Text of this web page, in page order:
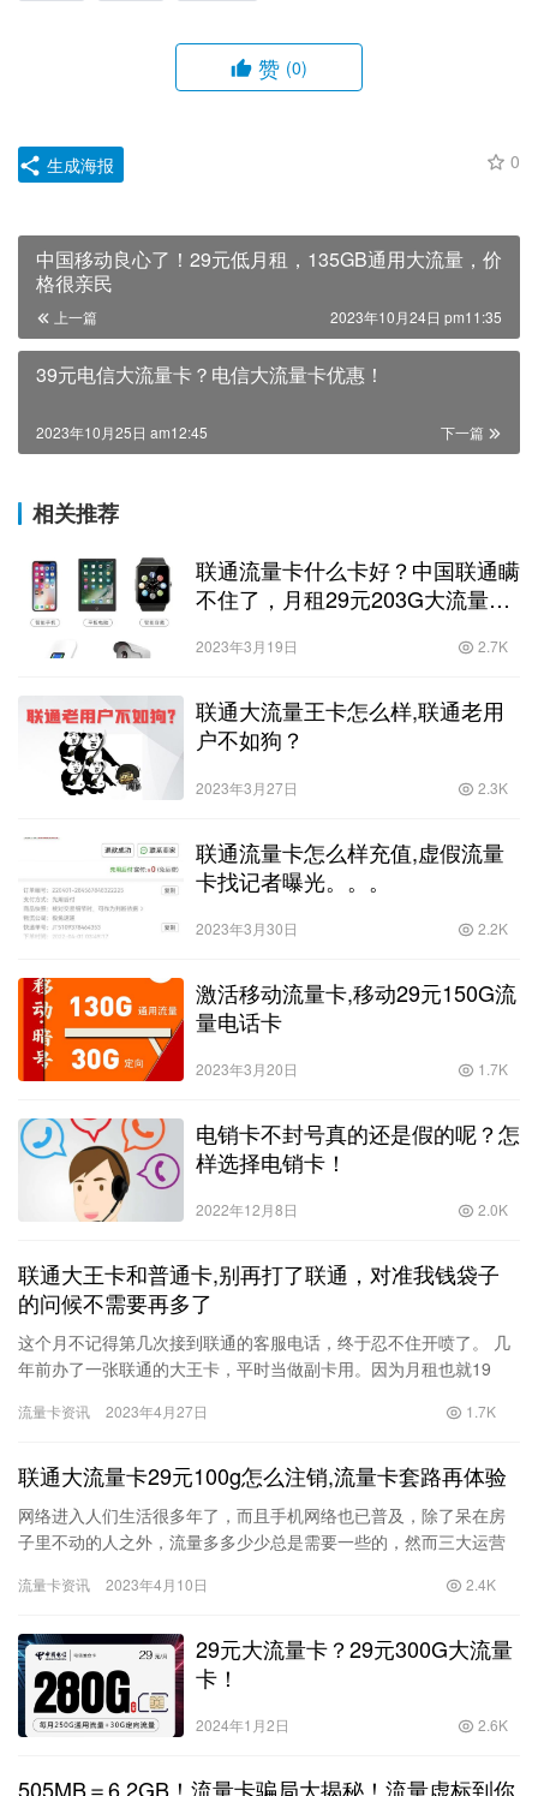
赞 (0)
0
生成海报
中国移动良心了！29元低月租，135GB通用大流量，价
格很亲民
上一篇 2023年10月24日 pm11:35
39元电信大流量卡？电信大流量卡优惠！
下一篇
2023年10月25日 am12:45
相关推荐
联通流量卡什么卡好？中国联通瞒
不住了，月租29元203G大流量
2023年3月19日 2.7K
联通大流量王卡怎么样,联通老用
户不如狗？
2023年3月27日 2.3K
联通流量卡怎么样充值,虚假流量
卡找记者曝光。。。
2023年3月30日 2.2K
激活移动流量卡,移动29元150G流
量电话卡
2023年3月20日 1.7K
电销卡不封号真的还是假的呢？怎
样选择电销卡！
2022年12月8日 2.0K
联通大王卡和普通卡,别再打了联通，对准我钱袋子
的问候不需要再多了
这个月不记得第几次接到联通的客服电话，终于忍不住开喷了。 几
年前办了一张联通的大王卡，平时当做副卡用。因为月租也就19
64…
流量卡资讯 2023年4月27日 1.7K
联通大流量卡29元100g怎么注销,流量卡套路再体验
网络进入人们生活很多年了，而且手机网络也已普及，除了呆在房
子里不动的人之外，流量多多少少总是需要一些的，然而三大运营
宜…
流量卡资讯 2023年4月10日 2.4K
29元大流量卡？29元300G大流量
卡！
2024年1月2日 2.6K
505MB＝6.2GB！流量卡骗局大揭秘！流量虚标到你